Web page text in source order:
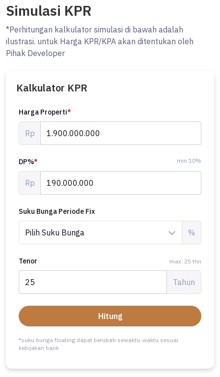
Simulasi KPR
*Perhitungan kalkulator simulasi di bawah adalah
ilustrasi. untuk Harga KPR/KPA akan ditentukan oleh
Pihak Developer
Kalkulator KPR
Harga Properti*
Rp
DP%* min 10%
Rp
Suku Bunga Periode Fix
%
Tenor max. 25 thn
Tahun
Hitung
*suku bunga floating dapat berubah sewaktu-waktu sesuai
kebijakan bank